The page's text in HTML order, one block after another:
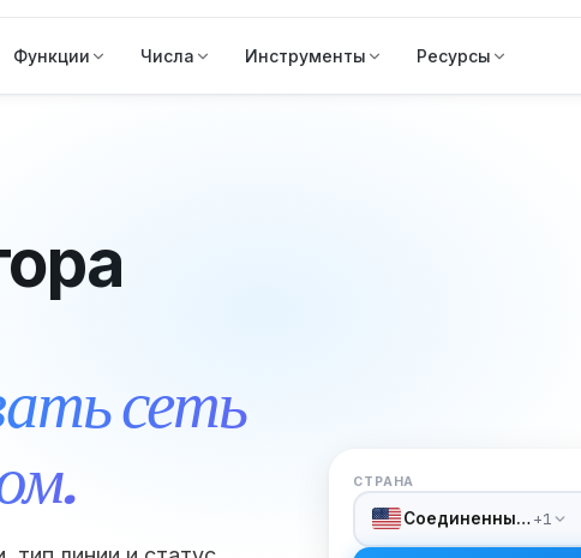
Функции Числа Инструменты Ресурсы
сеть
СТРАНА
Соединенные Штаты
+1